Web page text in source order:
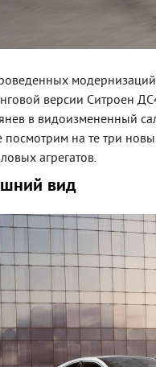
модернизаций
версии Ситроен
в видоизмененный
посмотрим на те три
агрегатов.
вид